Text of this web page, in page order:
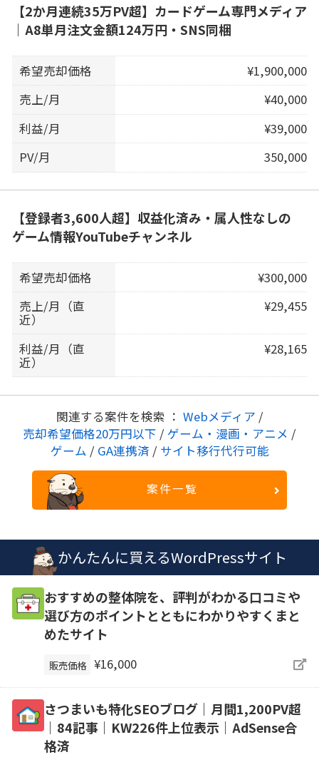
【2か月連続35万PV超】カードゲーム専門メディア
｜A8単月注文金額124万円・SNS同梱
希望売却価格
¥1,900,000
売上/月
¥40,000
利益/月
¥39,000
PV/月
350,000
【登録者3,600人超】収益化済み・属人性なしの
ゲーム情報YouTubeチャンネル
希望売却価格
¥300,000
売上/月（直
近）
¥29,455
利益/月（直
近）
¥28,165
関連する案件を検索 ： Webメディア /
売却希望価格20万円以下 / ゲーム・漫画・アニメ /
ゲーム / GA連携済 / サイト移行代行可能
案件一覧
かんたんに買えるWordPressサイト
おすすめの整体院を、評判がわかる口コミや
選び方のポイントとともにわかりやすくまと
めたサイト
販売価格 ¥16,000
さつまいも特化SEOブログ｜月間1,200PV超
｜84記事｜KW226件上位表示｜AdSense合
格済